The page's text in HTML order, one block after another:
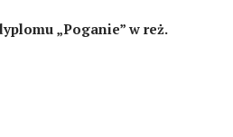
„Poganie” w reż.